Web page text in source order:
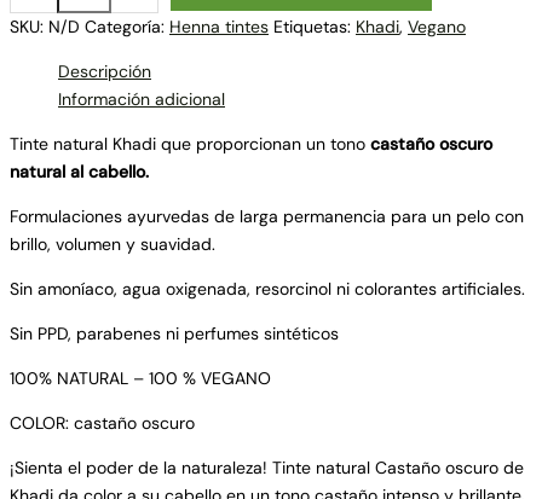
SKU: N/D Categoría: Henna tintes Etiquetas: Khadi, Vegano
Descripción
Información adicional
Tinte natural Khadi que proporcionan un tono castaño oscuro
natural al cabello.
Formulaciones ayurvedas de larga permanencia para un pelo con
brillo, volumen y suavidad.
Sin amoníaco, agua oxigenada, resorcinol ni colorantes artificiales.
Sin PPD, parabenes ni perfumes sintéticos
100% NATURAL – 100 % VEGANO
COLOR: castaño oscuro
¡Sienta el poder de la naturaleza! Tinte natural Castaño oscuro de